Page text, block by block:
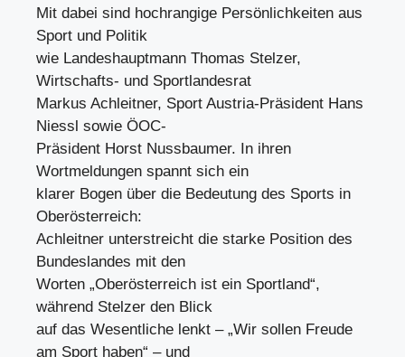
Mit dabei sind hochrangige Persönlichkeiten aus
Sport und Politik
wie Landeshauptmann Thomas Stelzer,
Wirtschafts- und Sportlandesrat
Markus Achleitner, Sport Austria-Präsident Hans
Niessl sowie ÖOC-
Präsident Horst Nussbaumer. In ihren
Wortmeldungen spannt sich ein
klarer Bogen über die Bedeutung des Sports in
Oberösterreich:
Achleitner unterstreicht die starke Position des
Bundeslandes mit den
Worten „Oberösterreich ist ein Sportland“,
während Stelzer den Blick
auf das Wesentliche lenkt – „Wir sollen Freude
am Sport haben“ – und